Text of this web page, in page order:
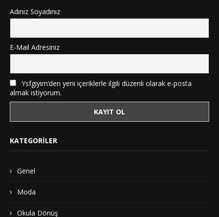
Adınız Soyadınız
E-Mail Adresiniz
Ysfgiyim’den yeni içeriklerle ilgili düzenli olarak e-posta
almak istiyorum.
KATEGORILER
Genel
Moda
Okula Dönüş